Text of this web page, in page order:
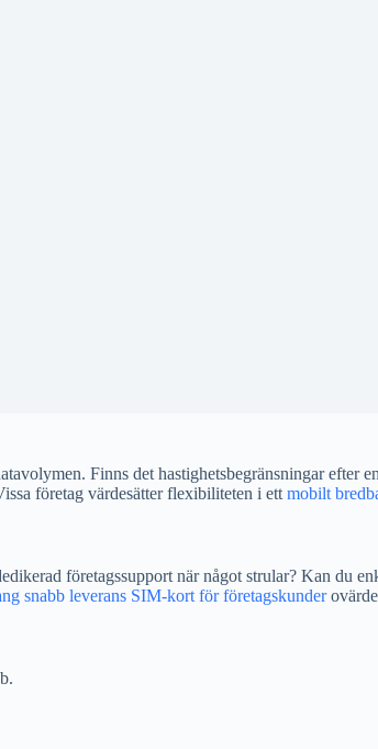
Finns det hastighetsbegränsningar efter
företag värdesätter flexibiliteten i ett mobilt
företagssupport när något strular? Kan du
snabb leverans SIM-kort för företagskunder